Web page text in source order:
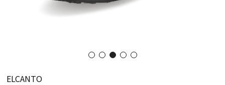
ELCANTO